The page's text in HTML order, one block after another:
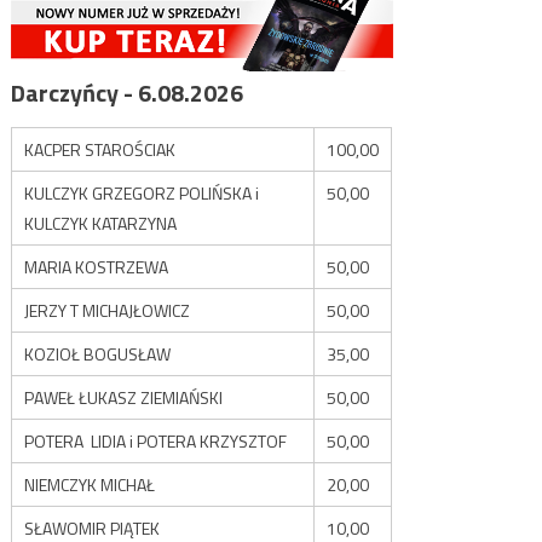
Darczyńcy - 6.08.2026
KACPER STAROŚCIAK
100,00
KULCZYK GRZEGORZ POLIŃSKA i
KULCZYK KATARZYNA
50,00
MARIA KOSTRZEWA
50,00
JERZY T MICHAJŁOWICZ
50,00
KOZIOŁ BOGUSŁAW
35,00
PAWEŁ ŁUKASZ ZIEMIAŃSKI
50,00
POTERA LIDIA i POTERA KRZYSZTOF
50,00
NIEMCZYK MICHAŁ
20,00
SŁAWOMIR PIĄTEK
10,00